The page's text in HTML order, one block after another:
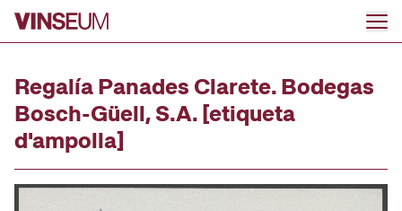
Ir al contenido
Regalía Panades Clarete. Bodegas
Bosch-Güell, S.A. [etiqueta
d'ampolla]